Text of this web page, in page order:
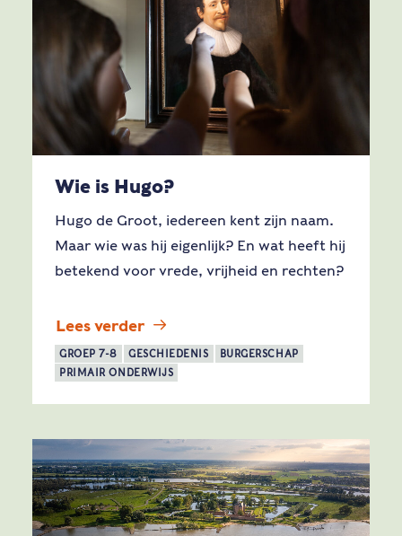
Wie is Hugo?
Hugo de Groot, iedereen kent zijn naam.
Maar wie was hij eigenlijk? En wat heeft hij
betekend voor vrede, vrijheid en rechten?
Lees verder
GROEP 7-8 GESCHIEDENIS
BURGERSCHAP
PRIMAIR ONDERWIJS